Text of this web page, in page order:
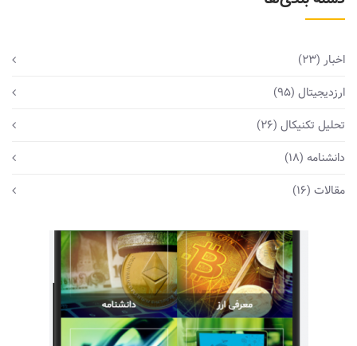
اخبار (23)
ارزدیجیتال (95)
تحلیل تکنیکال (26)
دانشنامه (18)
مقالات (16)